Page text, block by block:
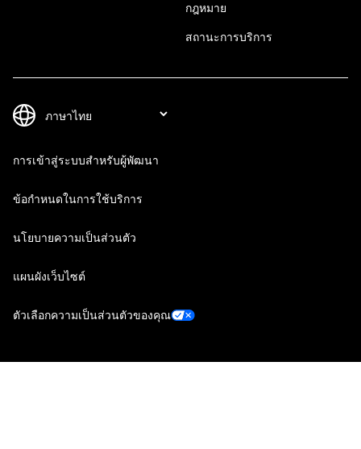
กฎหมาย
สถานะการบริการ
การเข้าสู่ระบบสำหรับผู้พัฒนา
ข้อกำหนดในการใช้บริการ
นโยบายความเป็นส่วนตัว
แผนผังเว็บไซต์
ตัวเลือกความเป็นส่วนตัวของคุณ